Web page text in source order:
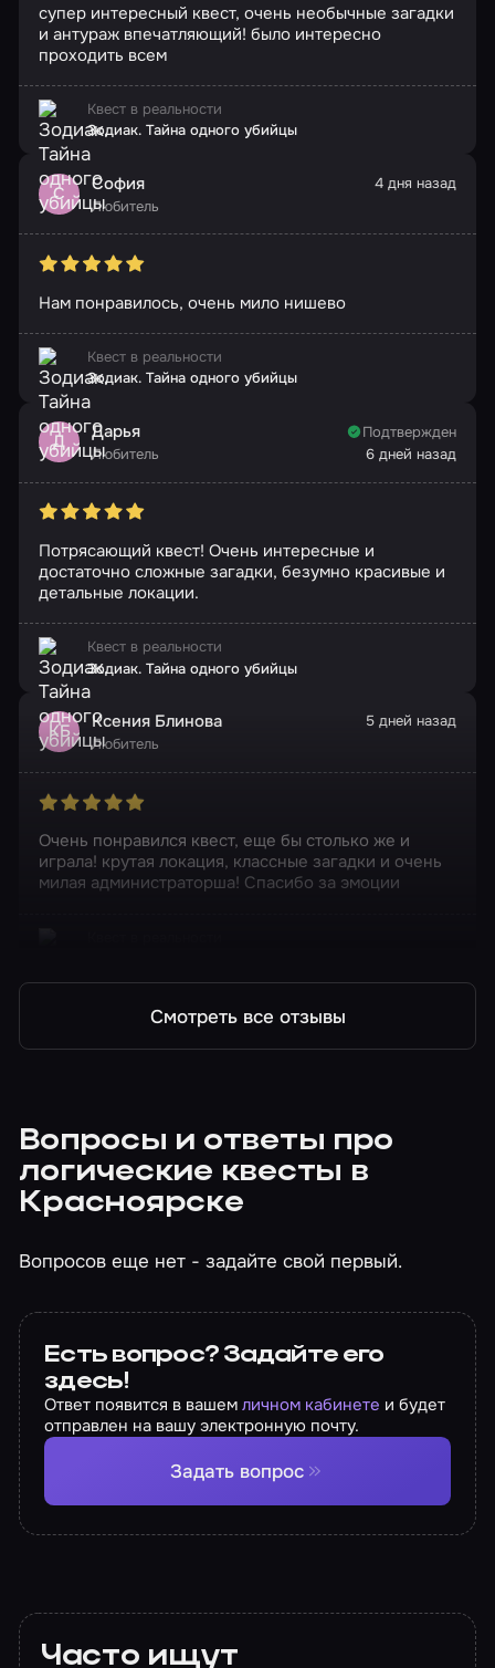
супер интересный квест, очень необычные загадки
и антураж впечатляющий! было интересно
проходить всем
Квест в реальности
Зодиак. Тайна одного убийцы
С София
Любитель
4 дня назад
Нам понравилось, очень мило нишево
Квест в реальности
Зодиак. Тайна одного убийцы
Д Дарья
Любитель
Подтвержден
6 дней назад
Потрясающий квест! Очень интересные и
достаточно сложные загадки, безумно красивые и
детальные локации.
Квест в реальности
Зодиак. Тайна одного убийцы
КБ Ксения Блинова
Любитель
5 дней назад
Очень понравился квест, еще бы столько же и
играла! крутая локация, классные загадки и очень
милая администраторша! Спасибо за эмоции
Смотреть все отзывы
Вопросы и ответы про
логические квесты в
Красноярске
Вопросов еще нет - задайте свой первый.
Есть вопрос? Задайте его
здесь!
Ответ появится в вашемличном кабинете и будет
отправлен на вашу электронную почту.
Задать вопрос
Часто ищут